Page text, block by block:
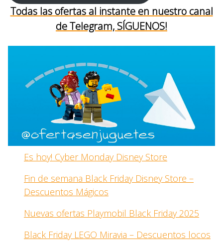
Todas las ofertas al instante en nuestro canal
de Telegram, SÍGUENOS!
Es hoy! Cyber Monday Disney Store
Fin de semana Black Friday Disney Store –
Descuentos Mágicos
Nuevas ofertas Playmobil Black Friday 2025
Black Friday LEGO Miravia – Descuentos locos